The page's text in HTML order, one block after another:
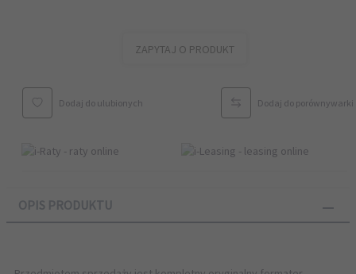
ZAPYTAJ O PRODUKT
Dodaj do ulubionych Dodaj do porównywarki
OPIS PRODUKTU